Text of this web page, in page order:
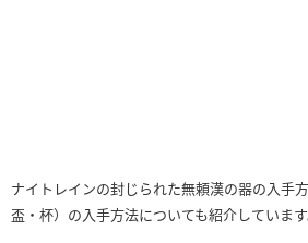
ナイトレインの封じられた無頼漢の器の入手
盃・杯）の入手方法についても紹介しています